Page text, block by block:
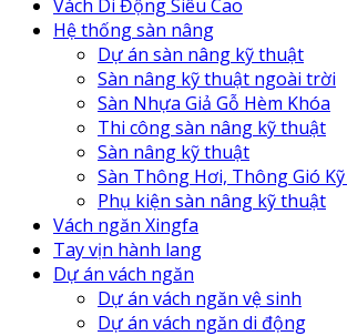
Vách Di Động Siêu Cao
Hệ thống sàn nâng
Dự án sàn nâng kỹ thuật
Sàn nâng kỹ thuật ngoài trời
Sàn Nhựa Giả Gỗ Hèm Khóa
Thi công sàn nâng kỹ thuật
Sàn nâng kỹ thuật
Sàn Thông Hơi, Thông Gió
Phụ kiện sàn nâng kỹ thuật
Vách ngăn Xingfa
Tay vịn hành lang
Dự án vách ngăn
Dự án vách ngăn vệ sinh
Dự án vách ngăn di động